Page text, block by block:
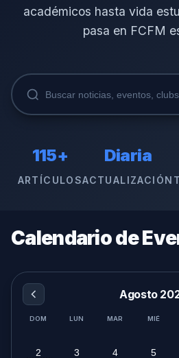
académicos hasta vida
pasa en FCFM
115+
ARTÍCULOS
Diaria
ACTUALIZACIÓN
Calendario de
Agosto
DOM LUN MAR MIÉ
2
3 4 5